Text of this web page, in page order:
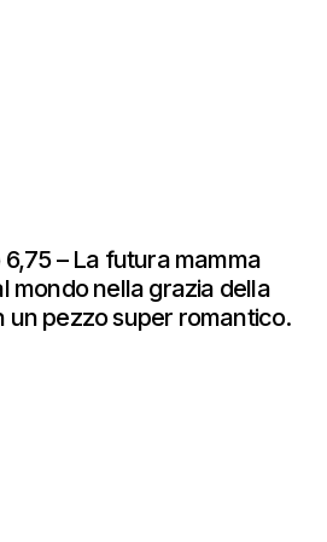
– La futura mamma
mondo nella grazia della
un pezzo super romantico.